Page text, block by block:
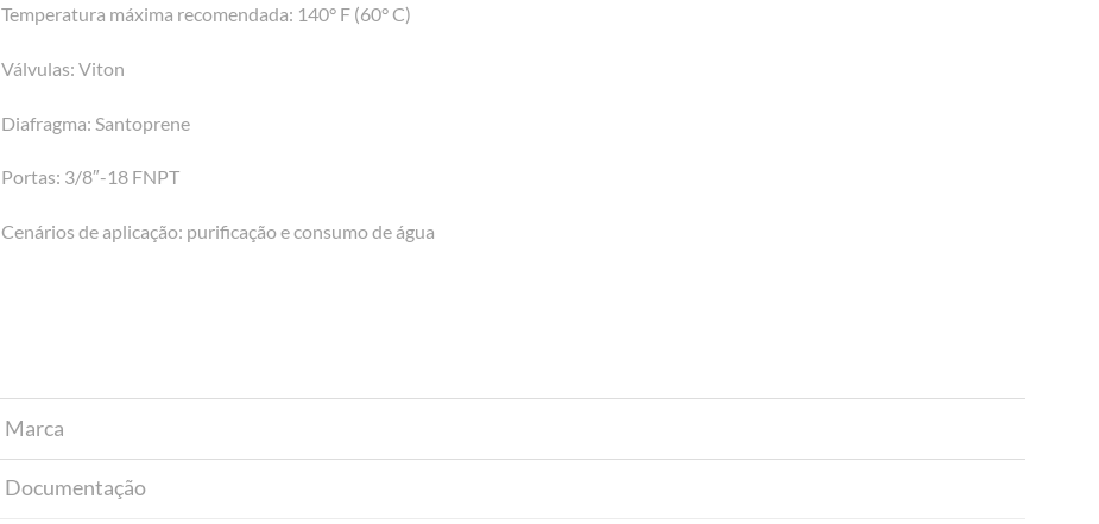
Temperatura máxima recomendada: 140° F (60° C)
Válvulas: Viton
Diafragma: Santoprene
Portas: 3/8″-18 FNPT
Cenários de aplicação: purificação e consumo de água
Marca
Documentação